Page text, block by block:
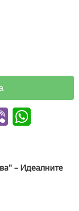
Viber
– Идеалните